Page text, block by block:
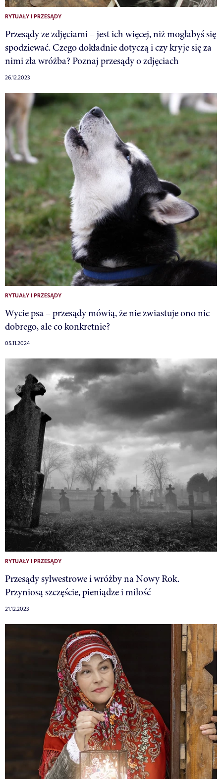
RYTUAŁY I PRZESĄDY
Przesądy ze zdjęciami – jest ich więcej, niż mogłabyś się
spodziewać. Czego dokładnie dotyczą i czy kryje się za
nimi zła wróżba? Poznaj przesądy o zdjęciach
26.12.2023
RYTUAŁY I PRZESĄDY
Wycie psa – przesądy mówią, że nie zwiastuje ono nic
dobrego, ale co konkretnie?
05.11.2024
RYTUAŁY I PRZESĄDY
Przesądy sylwestrowe i wróżby na Nowy Rok.
Przyniosą szczęście, pieniądze i miłość
21.12.2023